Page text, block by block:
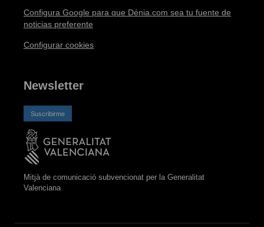
Configura Google para que Dénia.com sea tu fuente de
noticias preferente
Configurar cookies
Newsletter
Suscribirme
Mitjà de comunicació subvencionat per la Generalitat
Valenciana